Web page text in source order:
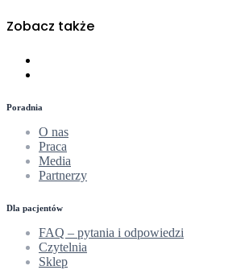
Zobacz także
Poradnia
O nas
Praca
Media
Partnerzy
Dla pacjentów
FAQ – pytania i odpowiedzi
Czytelnia
Sklep